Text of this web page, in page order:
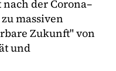
der Corona–
massiven
Zukunft" von
und